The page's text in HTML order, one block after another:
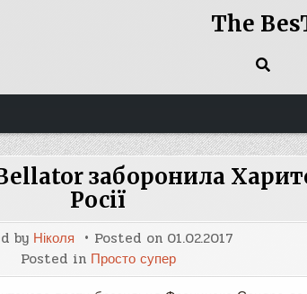
The
заборонила
Росії
by Ніколя Posted on 01.02.2017
Posted in Просто супер